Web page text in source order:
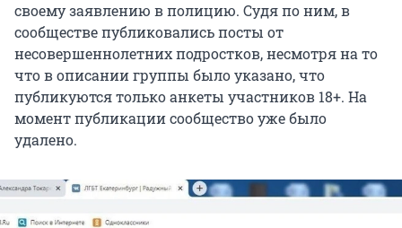
своему заявлению в полицию. Судя по ним, в
сообществе публиковались посты от
несовершеннолетних подростков, несмотря на то
что в описании группы было указано, что
публикуются только анкеты участников 18+. На
момент публикации сообщество уже было
удалено.